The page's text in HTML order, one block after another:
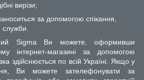
вирізи;
за допомогою спікання,
Sigma Ви можете, оформивши
інтернет-магазині за допомогою
здійснюється по всій Україні. Якщо у
Ви можете зателефонувати за